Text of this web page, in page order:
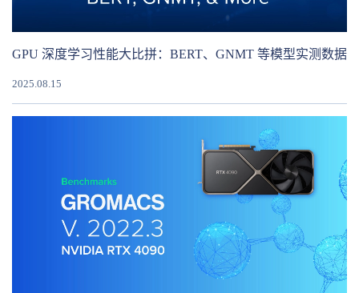
GPU 深度学习性能大比拼：BERT、GNMT 等模型实测数据
2025.08.15